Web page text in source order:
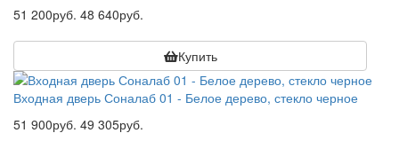
51 200руб. 48 640руб.
Купить
Входная дверь Соналаб 01 - Белое дерево, стекло черное
51 900руб. 49 305руб.